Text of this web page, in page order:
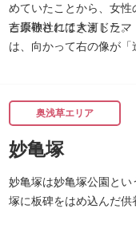
めていたことから、女性
と崇敬されてきました。
春になると逢初桜（あ
吉原弁財天は浅草名所七
吉原神社には大河ドラ
は、向かって右の像が「
奥浅草エリア
妙亀塚
妙亀塚は妙亀塚公園と
塚に板碑をはめ込んだ供